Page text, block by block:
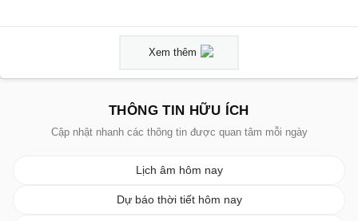
Xem thêm
THÔNG TIN HỮU ÍCH
Cập nhật nhanh các thông tin được quan tâm mỗi ngày
Lịch âm hôm nay
Dự báo thời tiết hôm nay